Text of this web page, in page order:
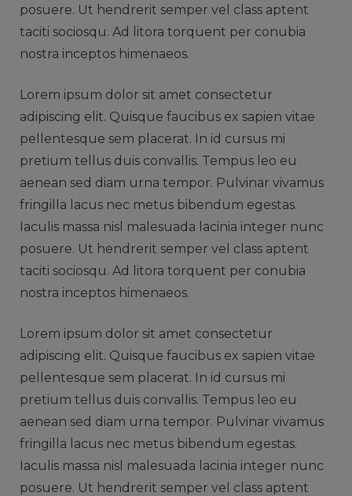
posuere. Ut hendrerit semper vel class aptent
taciti sociosqu. Ad litora torquent per conubia
nostra inceptos himenaeos.
Lorem ipsum dolor sit amet consectetur
adipiscing elit. Quisque faucibus ex sapien vitae
pellentesque sem placerat. In id cursus mi
pretium tellus duis convallis. Tempus leo eu
aenean sed diam urna tempor. Pulvinar vivamus
fringilla lacus nec metus bibendum egestas.
Iaculis massa nisl malesuada lacinia integer nunc
posuere. Ut hendrerit semper vel class aptent
taciti sociosqu. Ad litora torquent per conubia
nostra inceptos himenaeos.
Lorem ipsum dolor sit amet consectetur
adipiscing elit. Quisque faucibus ex sapien vitae
pellentesque sem placerat. In id cursus mi
pretium tellus duis convallis. Tempus leo eu
aenean sed diam urna tempor. Pulvinar vivamus
fringilla lacus nec metus bibendum egestas.
Iaculis massa nisl malesuada lacinia integer nunc
posuere. Ut hendrerit semper vel class aptent